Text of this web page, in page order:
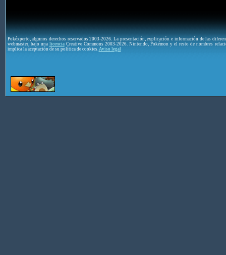
Pokéxperto, algunos derechos reservados 2003-2026. La presentación, explicación e información de las
webmaster, bajo una licenciaCreative Commons 2003-2026. Nintendo, Pokémon y el resto de nombres
implica la aceptación de su política de cookies. Aviso legal